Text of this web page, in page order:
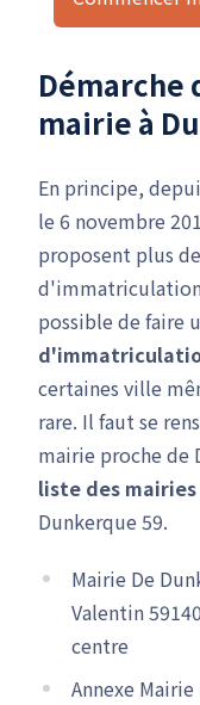
Démarche
mairie à
En principe,
le 6 novembre
proposent plus
possible de faire
certaines ville
rare. Il faut se
mairie proche de
liste des mairies
Dunkerque 59.
Mairie De
Valentin
centre
Annexe